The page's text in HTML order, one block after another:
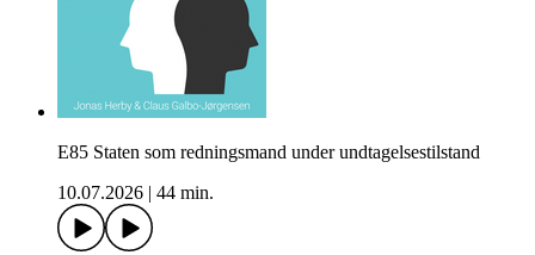
E85 Staten som redningsmand under undtagelsestilstand
10.07.2026
44 min.